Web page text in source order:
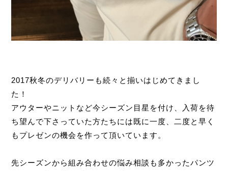
2017秋冬のデリバリーも続々と揃いはじめてきまし
た！
アウターやニットなど今シーズン目星を付け、入荷を待
ち望んで下さっていた方たちには既に一度、二度と早く
もプレゼンの機会を作って頂いています。
先シーズンから組み合わせの悩み相談も多かったパンツ